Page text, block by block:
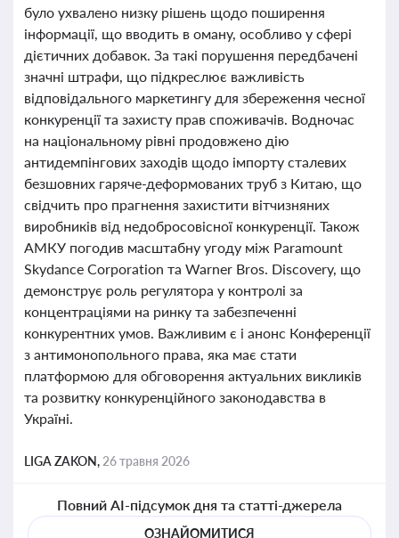
було ухвалено низку рішень щодо поширення
інформації, що вводить в оману, особливо у сфері
дієтичних добавок. За такі порушення передбачені
значні штрафи, що підкреслює важливість
відповідального маркетингу для збереження чесної
конкуренції та захисту прав споживачів. Водночас
на національному рівні продовжено дію
антидемпінгових заходів щодо імпорту сталевих
безшовних гаряче-деформованих труб з Китаю, що
свідчить про прагнення захистити вітчизняних
виробників від недобросовісної конкуренції. Також
АМКУ погодив масштабну угоду між Paramount
Skydance Corporation та Warner Bros. Discovery, що
демонструє роль регулятора у контролі за
концентраціями на ринку та забезпеченні
конкурентних умов. Важливим є і анонс Конференції
з антимонопольного права, яка має стати
платформою для обговорення актуальних викликів
та розвитку конкуренційного законодавства в
Україні.
LIGA ZAKON, 26 травня 2026
Повний AI-підсумок дня та статті-джерела
ОЗНАЙОМИТИСЯ